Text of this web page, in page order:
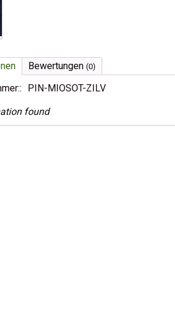
Bewertungen (0)
PIN-MIOSOT-ZILV
found